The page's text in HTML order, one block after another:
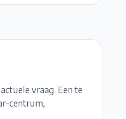
vraag. Een te
centrum,